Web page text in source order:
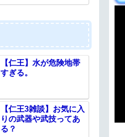
【仁王】水が危険地帯
すぎる。
【仁王3雑談】お気に入
りの武器や武技ってあ
る？